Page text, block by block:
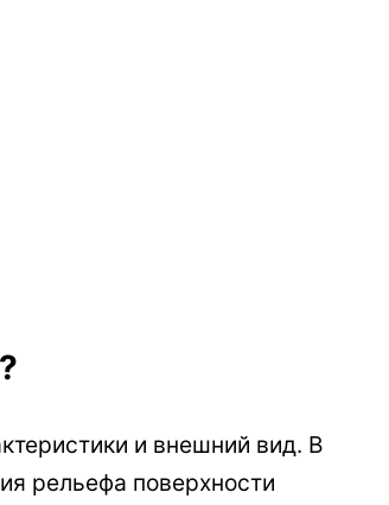
и внешний вид. В
рельефа поверхности